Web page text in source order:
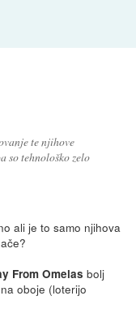
te njihove
so tehnološko zelo
ali je to samo njihova
From Omelas bolj
oboje (loterijo